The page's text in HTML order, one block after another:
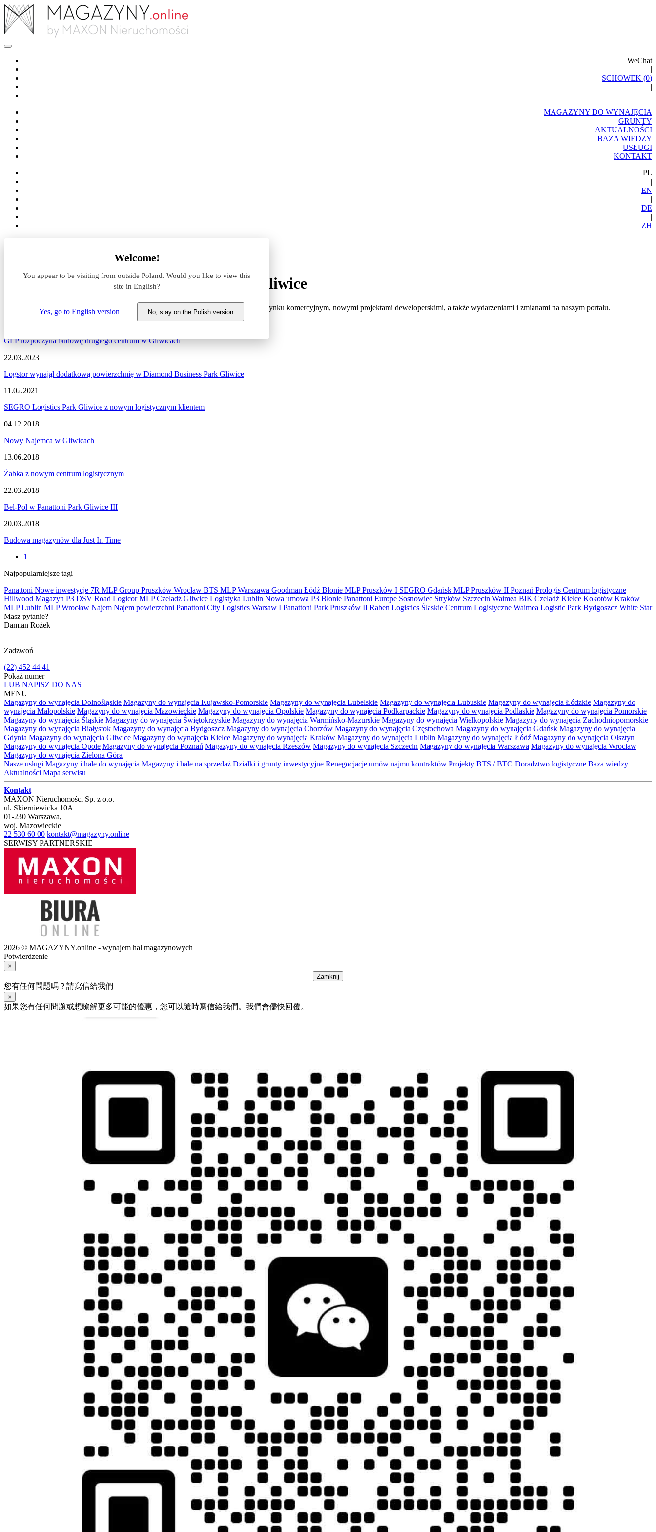
WeChat
|
SCHOWEK (0)
|
MAGAZYNY DO WYNAJĘCIA
GRUNTY
AKTUALNOŚCI
BAZA WIEDZY
USŁUGI
KONTAKT
PL
|
EN
|
DE
|
ZH
Welcome!
You appear to be visiting from outside Poland. Would you like to view this
site in English?
Yes, go to English version No, stay on the Polish version
Aktualności z rynku magazynowego #Gliwice
Zapraszamy do zapoznania się z najnowszymi informacjami dotyczącymi sytuacji na rynku komercyjnym, nowymi projektami deweloperskimi, a także wydarzeniami i zmianami na naszym portalu.
GLP rozpoczyna budowę drugiego centrum w Gliwicach
22.03.2023
Logstor wynajął dodatkową powierzchnię w Diamond Business Park Gliwice
11.02.2021
SEGRO Logistics Park Gliwice z nowym logistycznym klientem
04.12.2018
Nowy Najemca w Gliwicach
13.06.2018
Żabka z nowym centrum logistycznym
22.03.2018
Bel-Pol w Panattoni Park Gliwice III
20.03.2018
Budowa magazynów dla Just In Time
1
Najpopularniejsze tagi
Panattoni Nowe inwestycje 7R MLP Group Pruszków Wrocław BTS MLPWarszawa Goodman Łódź Błonie MLP Pruszków I SEGRO Gdańsk MLP Pruszków II Poznań Prologis Centrum logistyczne
Hillwood Magazyn P3 DSV Road LogicorMLP Czeladź Gliwice Logistyka Lublin Nowa umowa P3 Błonie Panattoni Europe Sosnowiec Stryków Szczecin Waimea BIK Czeladź Kielce Kokotów Kraków
MLP Lublin MLP Wrocław Najem Najem powierzchni Panattoni City Logistics Warsaw I Panattoni Park Pruszków II Raben Logistics Ślaskie Centrum Logistyczne Waimea Logistic Park Bydgoszcz White Star
Masz pytanie?
Damian Rożek
Zadzwoń
(22) 452 44 41
Pokaż numer
LUB NAPISZ DO NAS
MENU
Magazyny do wynajęcia Dolnośląskie Magazyny do wynajęcia Kujawsko-Pomorskie Magazyny do wynajęcia Lubelskie Magazyny do wynajęcia Lubuskie Magazyny do wynajęcia Łódzkie Magazyny do
wynajęcia Małopolskie Magazyny do wynajęcia Mazowieckie Magazyny do wynajęcia Opolskie Magazyny do wynajęcia Podkarpackie Magazyny do wynajęcia Podlaskie Magazyny do wynajęcia Pomorskie
Magazyny do wynajęcia Śląskie Magazyny do wynajęcia Świętokrzyskie Magazyny do wynajęcia Warmińsko-Mazurskie Magazyny do wynajęcia Wielkopolskie Magazyny do wynajęcia Zachodniopomorskie
Magazyny do wynajęcia Białystok Magazyny do wynajęcia Bydgoszcz Magazyny do wynajęcia Chorzów Magazyny do wynajęcia Częstochowa Magazyny do wynajęcia Gdańsk Magazyny do wynajęcia
Gdynia Magazyny do wynajęcia Gliwice Magazyny do wynajęcia Kielce Magazyny do wynajęcia Kraków Magazyny do wynajęcia Lublin Magazyny do wynajęcia Łódź Magazyny do wynajęcia Olsztyn
Magazyny do wynajęcia Opole Magazyny do wynajęcia Poznań Magazyny do wynajęcia Rzeszów Magazyny do wynajęcia Szczecin Magazyny do wynajęcia Warszawa Magazyny do wynajęcia Wrocław
Magazyny do wynajęcia Zielona Góra
Nasze usługi Magazyny i hale do wynajęcia Magazyny i hale na sprzedaż Działki i grunty inwestycyjne Renegocjacje umów najmu kontraktów Projekty BTS / BTO Doradztwo logistyczne Baza wiedzy
Aktualności Mapa serwisu
Kontakt
MAXON Nieruchomości Sp. z o.o.
ul. Skierniewicka 10A
01-230 Warszawa,
woj. Mazowieckie
22 530 60 00 kontakt@magazyny.online
SERWISY PARTNERSKIE
2026 © MAGAZYNY.online - wynajem hal magazynowych
Potwierdzenie
×
Zamknij
您有任何問題嗎？請寫信給我們
×
如果您有任何問題或想瞭解更多可能的優惠，您可以隨時寫信給我們。我們會儘快回覆。